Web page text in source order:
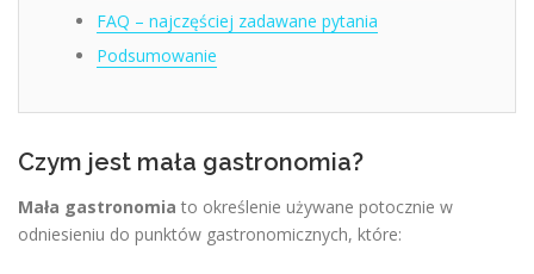
FAQ – najczęściej zadawane pytania
Podsumowanie
Czym jest mała gastronomia?
Mała gastronomia to określenie używane potocznie w
odniesieniu do punktów gastronomicznych, które: